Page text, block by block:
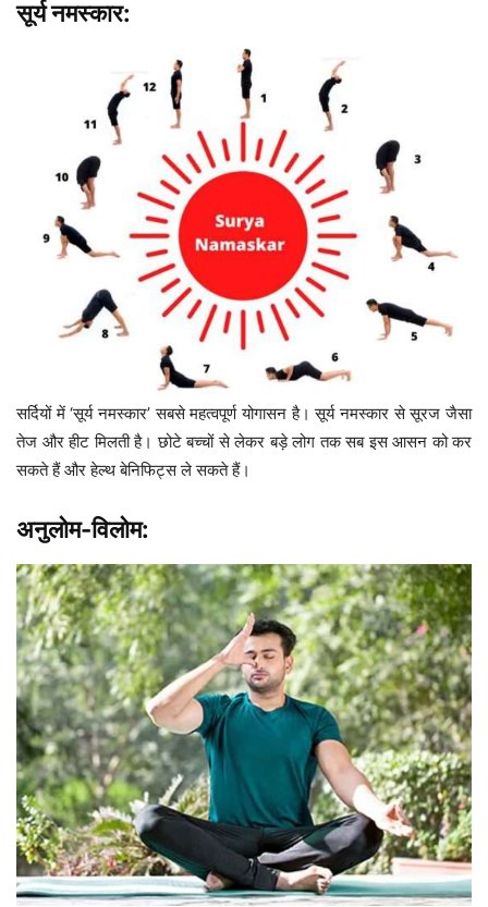
सूर्य नमस्कार:
सर्दियों में ‘सूर्य नमस्कार’ सबसे महत्वपूर्ण योगासन है। सूर्य नमस्कार से सूरज जैसा
तेज और हीट मिलती है। छोटे बच्चों से लेकर बड़े लोग तक सब इस आसन को कर
सकते हैं और हेल्थ बेनिफिट्स ले सकते हैं।
अनुलोम-विलोम: